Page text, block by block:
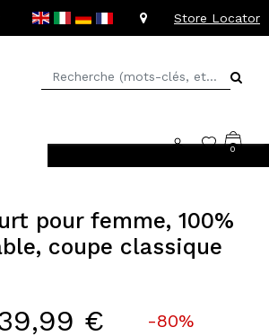
Store Locator
0
pour femme, 100%
coupe classique
from € -80%